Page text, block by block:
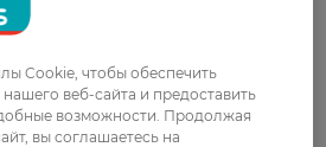
задоволена, легкий запах,
легке та в
розчісування приємним
ароматом
Cookie, чтобы обеспечить
веб-сайта и предоставить
возможности. Продолжая
вы соглашаетесь на